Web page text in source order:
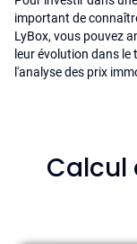
important de
LyBox, vous pouvez
leur évolution dans le
l'analyse des prix
Calcul